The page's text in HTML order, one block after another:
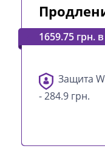
1659.75 грн.
Защита
- 284.9 грн.